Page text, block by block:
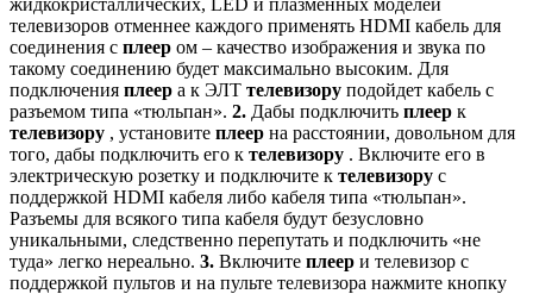
телевизоров отменнее каждого применять HDMI кабель для
соединения с плеер ом – качество изображения и звука по
такому соединению будет максимально высоким. Для
подключения плеер а к ЭЛТ телевизору подойдет кабель с
разъемом типа «тюльпан». 2. Дабы подключить плеер к
телевизору , установите плеер на расстоянии, довольном для
того, дабы подключить его к телевизору . Включите его в
электрическую розетку и подключите к телевизору с
поддержкой HDMI кабеля либо кабеля типа «тюльпан».
Разъемы для всякого типа кабеля будут безусловно
уникальными, следственно перепутать и подключить «не
туда» легко нереально. 3. Включите плеер и телевизор с
поддержкой пультов и на пульте телевизора нажмите кнопку